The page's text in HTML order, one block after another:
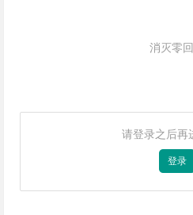
消灭零
请登录之后再
登录